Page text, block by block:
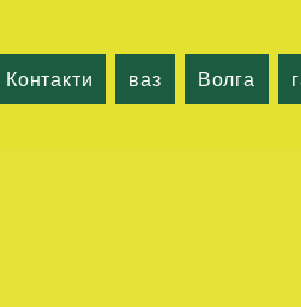
Контакти ваз Волга